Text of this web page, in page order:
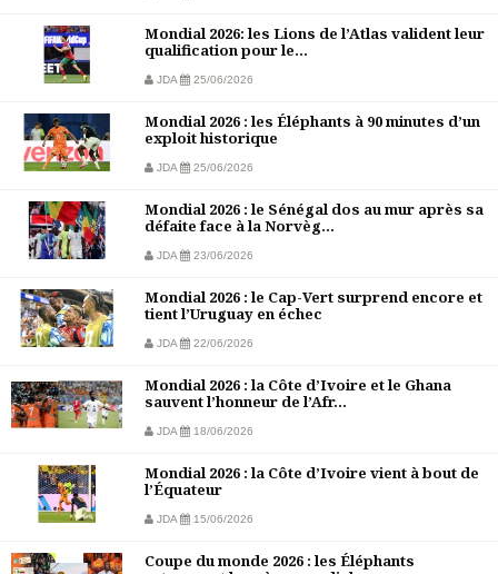
Mondial 2026: les Lions de l’Atlas valident leur
qualification pour le...
JDA 25/06/2026
Mondial 2026 : les Éléphants à 90 minutes d’un
exploit historique
JDA 25/06/2026
Mondial 2026 : le Sénégal dos au mur après sa
défaite face à la Norvèg...
JDA 23/06/2026
Mondial 2026 : le Cap-Vert surprend encore et
tient l’Uruguay en échec
JDA 22/06/2026
Mondial 2026 : la Côte d’Ivoire et le Ghana
sauvent l’honneur de l’Afr...
JDA 18/06/2026
Mondial 2026 : la Côte d’Ivoire vient à bout de
l’Équateur
JDA 15/06/2026
Coupe du monde 2026 : les Éléphants